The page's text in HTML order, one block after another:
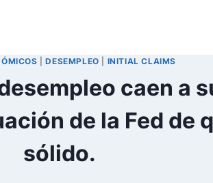
|DESEMPLEO INITIAL CLAIMS
caen a
de la Fed de
sólido.